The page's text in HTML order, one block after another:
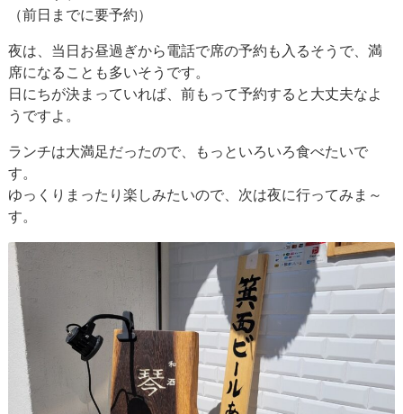
（前日までに要予約）
夜は、当日お昼過ぎから電話で席の予約も入るそうで、満
席になることも多いそうです。
日にちが決まっていれば、前もって予約すると大丈夫なよ
うですよ。
ランチは大満足だったので、もっといろいろ食べたいで
す。
ゆっくりまったり楽しみたいので、次は夜に行ってみま～
す。